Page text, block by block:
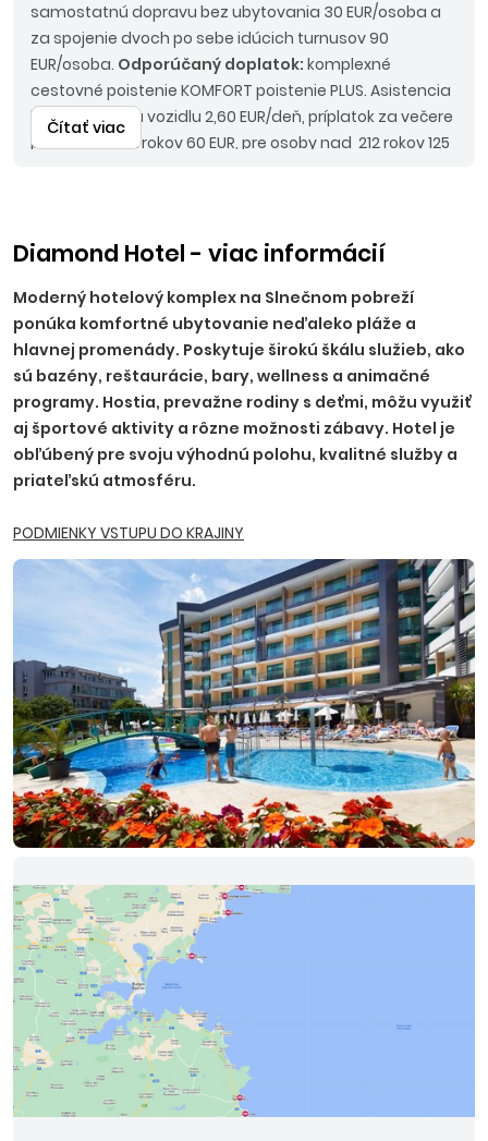
samostatnú dopravu bez ubytovania 30 EUR/osoba a
za spojenie dvoch po sebe idúcich turnusov 90
EUR/osoba. Odporúčaný doplatok: komplexné
cestovné poistenie KOMFORT poistenie PLUS. Asistencia
k motorovému vozidlu 2,60 EUR/deň, príplatok za večere
pre osoby 7-12 rokov 60 EUR, pre osoby nad 212 rokov 125
EUR.Ostatné príplatky:trezor na recepcii 2,50 EUR/deň
Čítať viac
Diamond Hotel - viac informácií
Moderný hotelový komplex na Slnečnom pobreží
ponúka komfortné ubytovanie neďaleko pláže a
hlavnej promenády. Poskytuje širokú škálu služieb, ako
sú bazény, reštaurácie, bary, wellness a animačné
programy. Hostia, prevažne rodiny s deťmi, môžu využiť
aj športové aktivity a rôzne možnosti zábavy. Hotel je
obľúbený pre svoju výhodnú polohu, kvalitné služby a
priateľskú atmosféru.
PODMIENKY VSTUPU DO KRAJINY